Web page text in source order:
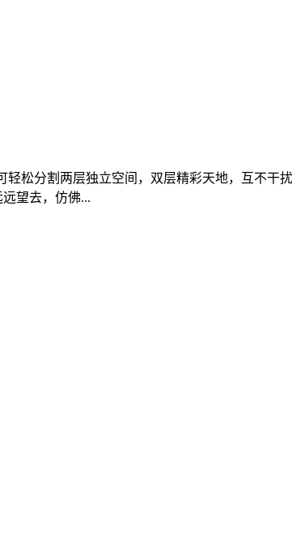
松分割两层独立空间，双层精彩天地，互不
望去，仿佛...